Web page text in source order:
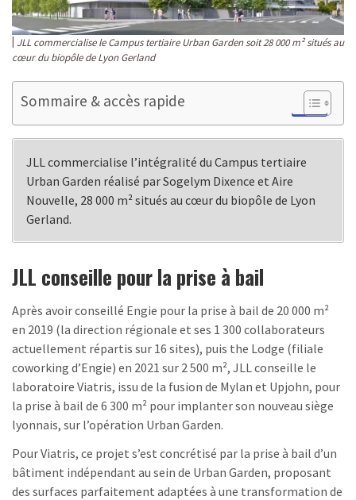
JLL commercialise le Campus tertiaire Urban Garden soit 28 000 m² situés au
cœur du biopôle de Lyon Gerland
Sommaire & accès rapide
JLL commercialise l’intégralité du Campus tertiaire
Urban Garden réalisé par Sogelym Dixence et Aire
Nouvelle, 28 000 m² situés au cœur du biopôle de Lyon
Gerland.
JLL conseille pour la prise à bail
Après avoir conseillé Engie pour la prise à bail de 20 000 m²
en 2019 (la direction régionale et ses 1 300 collaborateurs
actuellement répartis sur 16 sites), puis the Lodge (filiale
coworking d’Engie) en 2021 sur 2 500 m², JLL conseille le
laboratoire Viatris, issu de la fusion de Mylan et Upjohn, pour
la prise à bail de 6 300 m² pour implanter son nouveau siège
lyonnais, sur l’opération Urban Garden.
Pour Viatris, ce projet s’est concrétisé par la prise à bail d’un
bâtiment indépendant au sein de Urban Garden, proposant
des surfaces parfaitement adaptées à une transformation de